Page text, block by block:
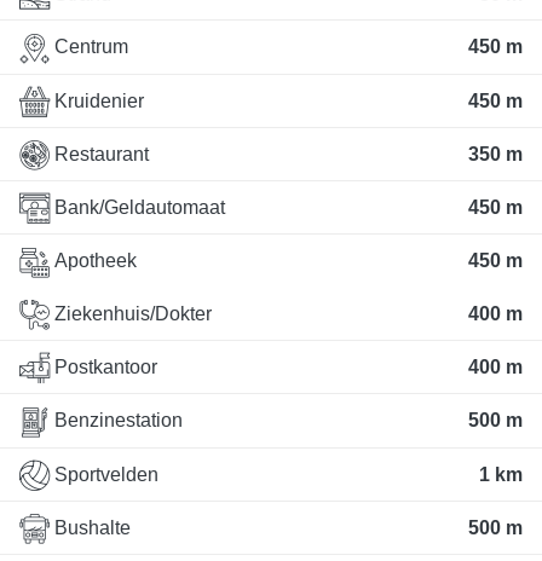
Centrum 450 m
Kruidenier 450 m
Restaurant 350 m
Bank/Geldautomaat 450 m
Apotheek 450 m
Ziekenhuis/Dokter 400 m
Postkantoor 400 m
Benzinestation 500 m
Sportvelden 1 km
Bushalte 500 m